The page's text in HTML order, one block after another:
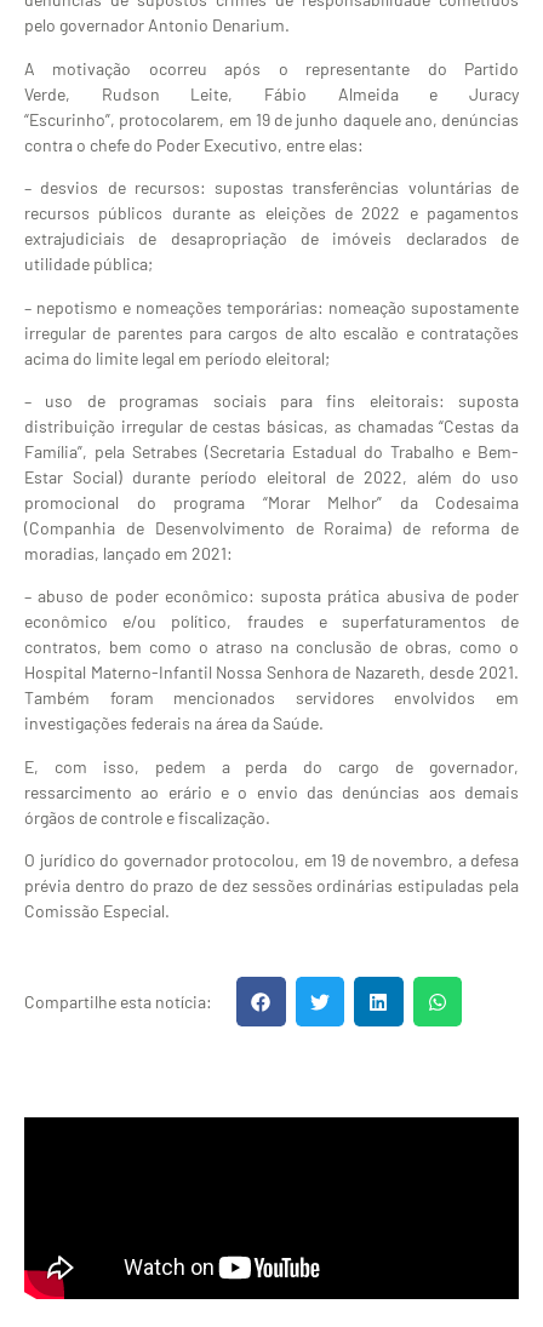
pelo governador Antonio Denarium.
A motivação ocorreu após o representante do Partido
Verde, Rudson Leite, Fábio Almeida e Juracy
“Escurinho”, protocolarem, em 19 de junho daquele ano, denúncias
contra o chefe do Poder Executivo, entre elas:
– desvios de recursos: supostas transferências voluntárias de
recursos públicos durante as eleições de 2022 e pagamentos
extrajudiciais de desapropriação de imóveis declarados de
utilidade pública;
– nepotismo e nomeações temporárias: nomeação supostamente
irregular de parentes para cargos de alto escalão e contratações
acima do limite legal em período eleitoral;
– uso de programas sociais para fins eleitorais: suposta
distribuição irregular de cestas básicas, as chamadas “Cestas da
Família”, pela Setrabes (Secretaria Estadual do Trabalho e Bem-
Estar Social) durante período eleitoral de 2022, além do uso
promocional do programa “Morar Melhor” da Codesaima
(Companhia de Desenvolvimento de Roraima) de reforma de
moradias, lançado em 2021:
– abuso de poder econômico: suposta prática abusiva de poder
econômico e/ou político, fraudes e superfaturamentos de
contratos, bem como o atraso na conclusão de obras, como o
Hospital Materno-Infantil Nossa Senhora de Nazareth, desde 2021.
Também foram mencionados servidores envolvidos em
investigações federais na área da Saúde.
E, com isso, pedem a perda do cargo de governador,
ressarcimento ao erário e o envio das denúncias aos demais
órgãos de controle e fiscalização.
O jurídico do governador protocolou, em 19 de novembro, a defesa
prévia dentro do prazo de dez sessões ordinárias estipuladas pela
Comissão Especial.
Compartilhe esta notícia: